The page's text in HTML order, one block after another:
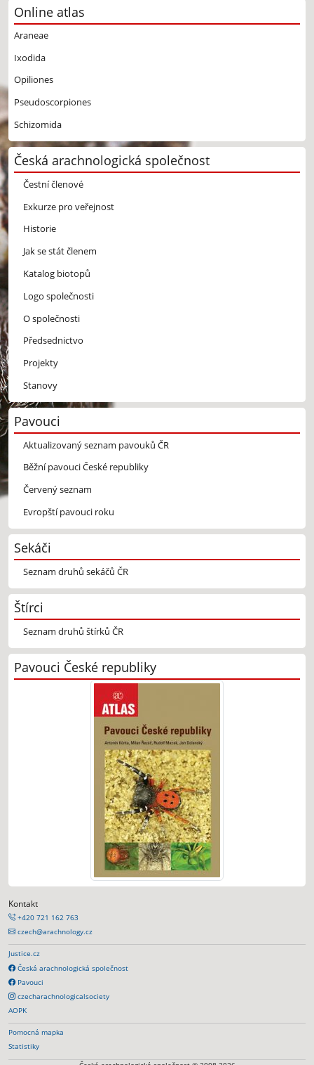
Online atlas
Araneae
Ixodida
Opiliones
Pseudoscorpiones
Schizomida
Česká arachnologická společnost
Čestní členové
Exkurze pro veřejnost
Historie
Jak se stát členem
Katalog biotopů
Logo společnosti
O společnosti
Předsednictvo
Projekty
Stanovy
Pavouci
Aktualizovaný seznam pavouků ČR
Běžní pavouci České republiky
Červený seznam
Evropští pavouci roku
Sekáči
Seznam druhů sekáčů ČR
Štírci
Seznam druhů štírků ČR
Pavouci České republiky
Kontakt
+420 721 162 763
czech@arachnology.cz
Justice.cz
Česká arachnologická společnost
Pavouci
czecharachnologicalsociety
AOPK
Pomocná mapka
Statistiky